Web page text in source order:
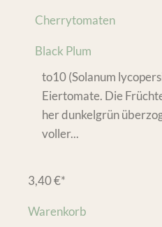
Cherrytomaten
Black Plum
to10 (Solanum
Eiertomate. Die
her dunkelgrün
voller...
3,40€*
Warenkorb